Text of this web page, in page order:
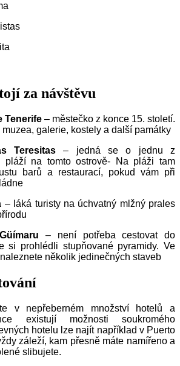
za návštěvu
Tenerife – městečko z konce 15. století.
muzea, galerie, kostely a další památky
Teresitas – jedná se o jednu z
pláží na tomto ostrově- Na pláži tam
barů a restaurací, pokud vám při
– láká turisty na úchvatný mlžný prales
– není potřeba cestovat do
si prohlédli stupňované pyramidy. Ve
několik jedinečných staveb
v nepřeberném množství hotelů a
existují možnosti soukromého
hotelu lze najít například v Puerto
záleží, kam přesně máte namířeno a
slibujete.